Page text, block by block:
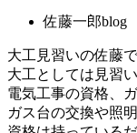
佐藤一郎blog
大工見習いの佐藤で
大工としては見習
電気工事の資格、
ガス台の交換や照